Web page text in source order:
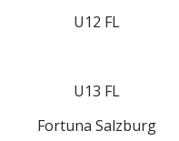
U12 FL
U13 FL
Fortuna Salzburg